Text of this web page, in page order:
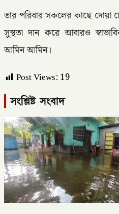
তার পরিবার সকলের কাছে দোয়া
সুস্থতা দান করে আবারও
আমিন আমিন।
Post Views: 19
সংশ্লিষ্ট সংবাদ